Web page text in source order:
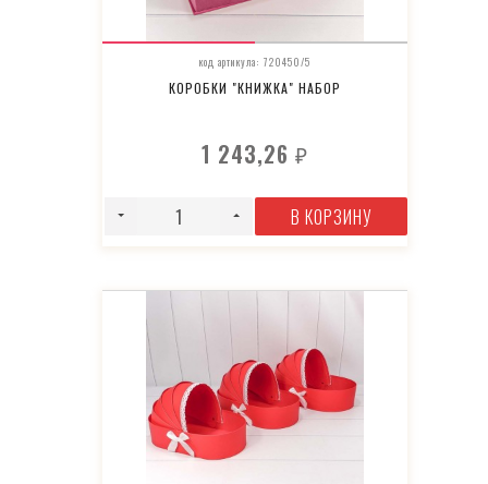
код артикула: 720450/5
КОРОБКИ "КНИЖКА" НАБОР
1 243,26₽
В КОРЗИНУ